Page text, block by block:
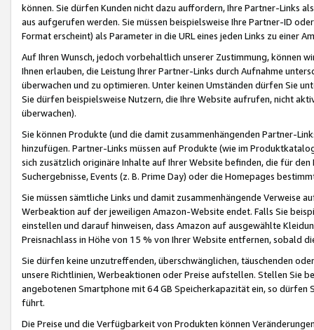
können. Sie dürfen Kunden nicht dazu auffordern, Ihre Partner-Links
aus aufgerufen werden. Sie müssen beispielsweise Ihre Partner-ID
Format erscheint) als Parameter in die URL eines jeden Links zu einer
Auf Ihren Wunsch, jedoch vorbehaltlich unserer Zustimmung, können
Ihnen erlauben, die Leistung Ihrer Partner-Links durch Aufnahme
überwachen und zu optimieren. Unter keinen Umständen dürfen Sie
Sie dürfen beispielsweise Nutzern, die Ihre Website aufrufen, nicht
überwachen).
Sie können Produkte (und die damit zusammenhängenden Partner-
hinzufügen. Partner-Links müssen auf Produkte (wie im
sich zusätzlich originäre Inhalte auf Ihrer Website befinden, die für
Suchergebnisse, Events (z. B. Prime Day) oder die Homepages
Sie müssen sämtliche Links und damit zusammenhängende
Werbeaktion auf der jeweiligen Amazon-Website endet. Falls Sie
einstellen und darauf hinweisen, dass Amazon auf ausgewählte
Preisnachlass in Höhe von 15 % von Ihrer Website entfernen, sobald
Sie dürfen keine unzutreffenden, überschwänglichen, täuschenden
unsere Richtlinien, Werbeaktionen oder Preise aufstellen. Stellen Sie
angebotenen Smartphone mit 64 GB Speicherkapazität ein, so dürfen
führt.
Die Preise und die Verfügbarkeit von Produkten können